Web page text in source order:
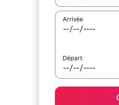
Arrivée
Départ